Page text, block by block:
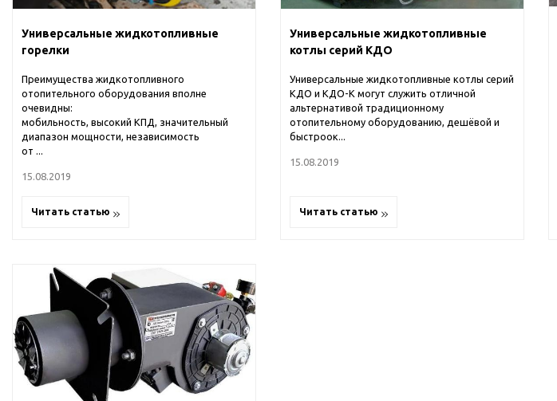
Универсальные жидкотопливные
горелки
Преимущества жидкотопливного
отопительного оборудования вполне
очевидны:
мобильность, высокий КПД, значительный
диапазон мощности, независимость
от ...
15.08.2019
Читать статью
Универсальные жидкотопливные
котлы серий КДО
Универсальные жидкотопливные котлы серий
КДО и КДО-К могут служить отличной
альтернативой традиционному
отопительному оборудованию, дешёвой и
быстроок...
15.08.2019
Читать статью